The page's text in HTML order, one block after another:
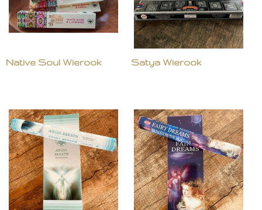
Native Soul Wierook Satya Wierook